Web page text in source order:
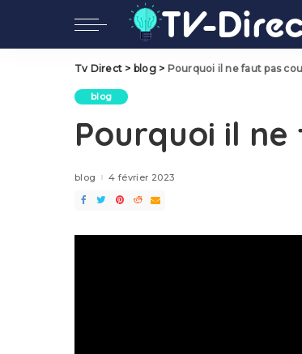
Tv Direct > blog> Pourquoi il ne faut pas
blog
Pourquoi il
blog 4 février 2023